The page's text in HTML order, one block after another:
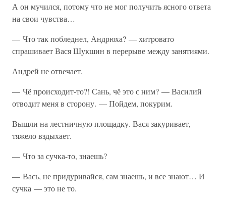
А он мучился, потому что не мог получить ясного ответа
на свои чувства…
— Что так побледнел, Андрюха? — хитровато
спрашивает Вася Шукшин в перерыве между занятиями.
Андрей не отвечает.
— Чё происходит-то?! Сань, чё это с ним? — Василий
отводит меня в сторону. — Пойдем, покурим.
Вышли на лестничную площадку. Вася закуривает,
тяжело вздыхает.
— Что за сучка-то, знаешь?
— Вась, не придуривайся, сам знаешь, и все знают… И
сучка — это не то.